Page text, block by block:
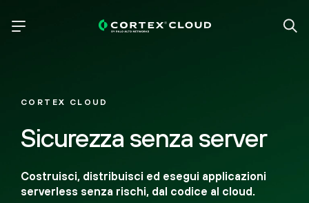
CORTEX CLOUD
Sicurezza senza server
Costruisci, distribuisci ed esegui applicazioni
serverless senza rischi, dal codice al cloud.